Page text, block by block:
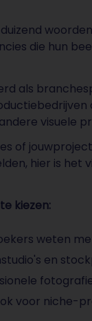
die hun
als
visuele
of
hier is het
kiezen:
weten
en
voor niche-